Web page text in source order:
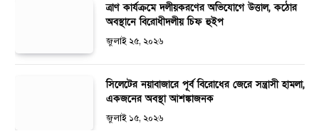
ত্রাণ কার্যক্রমে দলীয়করণের অভিযোগে উত্তাল, কঠোর
অবস্থানে বিরোধীদলীয় চিফ হুইপ
জুলাই ২৫, ২০২৬
সিলেটের নয়াবাজারে পূর্ব বিরোধের জেরে সন্ত্রাসী হামলা,
একজনের অবস্থা আশঙ্কাজনক
জুলাই ১৫, ২০২৬